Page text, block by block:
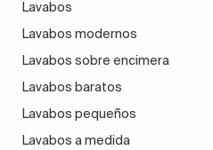
Lavabos
Lavabos modernos
Lavabos sobre encimera
Lavabos baratos
Lavabos pequeños
Lavabos a medida